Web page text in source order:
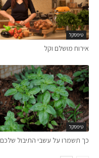
טיפסקל
אירוח מושלם וקל
טיפסקל
כך תשמרו על עשבי התיבול שלכם